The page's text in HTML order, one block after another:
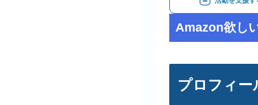
Amazon欲し
プロフィー